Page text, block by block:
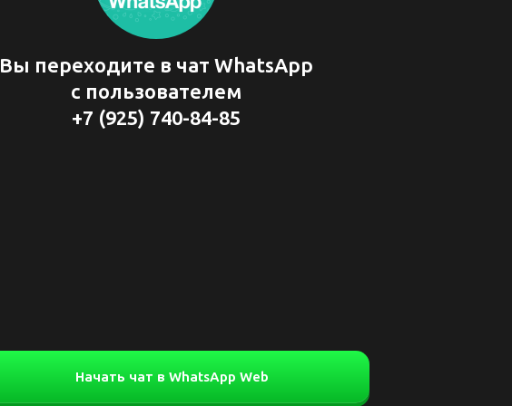
Вы переходите в чат WhatsApp
с пользователем
+7 (925) 740-84-85
Начать чат в WhatsApp Web